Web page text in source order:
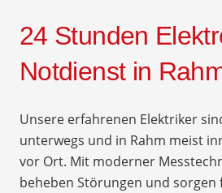
24 Stunden
Notdienst in
Unsere erfahrenen Elektriker
unterwegs und in Rahm meist
vor Ort. Mit moderner
beheben Störungen und sorgen